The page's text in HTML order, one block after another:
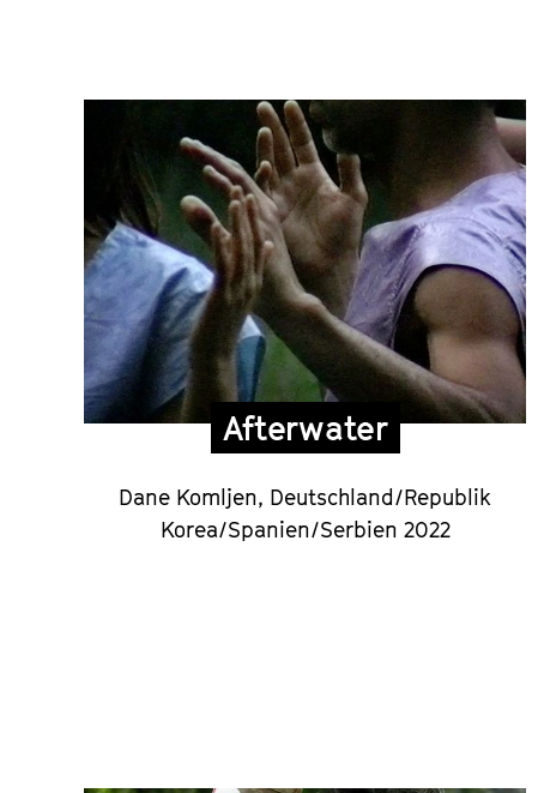
Die
Filme
des
Hauptprogramms
Afterwater
Dane Komljen, Deutschland/Republik
Korea/Spanien/Serbien 2022